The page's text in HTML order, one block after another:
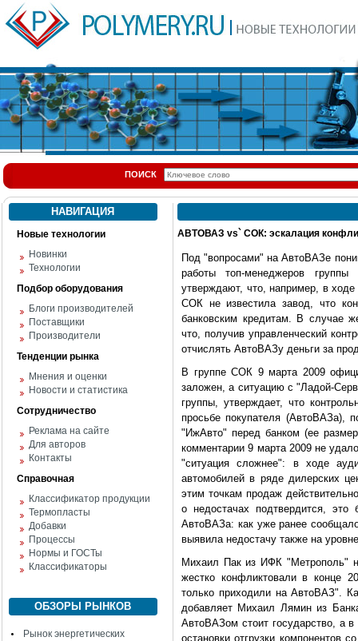
ПОИСК
НАВИГАЦИЯ
Новые технологии
Новинки
Технологии
Подбор оборудования
Блоги производителей
Поставщики
Производители
Тенденции рынка
Мнения и оценки
Новости и статистика
Сотрудничество
Реклама на сайте
Для авторов
Контакты
Справочная
Классификатор продукции
Термопласты
Добавки
Процессы
Нормы и ГОСТы
Классификаторы
ОБЗОРЫ РЫНКОВ
Рынок энергетических
АВТОВАЗ vs` СОК: эскалация
Под "вопросами" на АвтоВАЗе
работы топ-менеджеров
утверждают, что, например, в
СОК не известила завод, что
банковским кредитам. В случае
что, получив управленческий
отчислять АвтоВАЗу деньги за
В группе СОК 9 марта 2009
заложен, а ситуацию с "Ладой-
группы, утверждает, что
просьбе покупателя (АвтоВАЗа),
"ИжАвто" перед банком (ее
комментарии 9 марта 2009 не
"ситуация сложнее": в ходе
автомобилей в ряде дилерских
этим точкам продаж
о недостачах подтвердится,
АвтоВАЗа: как уже ранее
выявила недостачу также на
Михаил Пак из ИФК "Метрополь"
жестко конфликтовали в конце
только приходили на АвтоВАЗ".
добавляет Михаил Лямин из
АвтоВАЗом стоит государство, а
остановки отгрузки компонентов